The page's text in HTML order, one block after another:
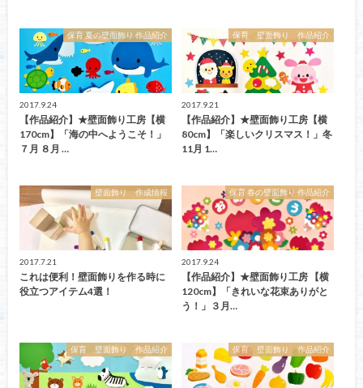
保育 夏の壁面飾り 作品紹介
2017.9.24
【作品紹介】★壁面飾り工房【横
170cm】「海の中へようこそ！」
７月 ８月 …
保育 壁面飾り 作品紹介
2017.9.21
【作品紹介】★壁面飾り工房【横
80cm】「楽しいクリスマス！」冬
11月 1…
壁面飾り 作成情報
2017.7.21
これは便利！壁面飾りを作る時に
役立つアイテム4選！
保育 春の壁面飾り 作品紹介
2017.9.24
【作品紹介】★壁面飾り工房 【横
120cm】「きれいな花束ありがと
う！」３月…
保育 壁面飾り 作品紹介 保育 壁面飾り 作品紹介